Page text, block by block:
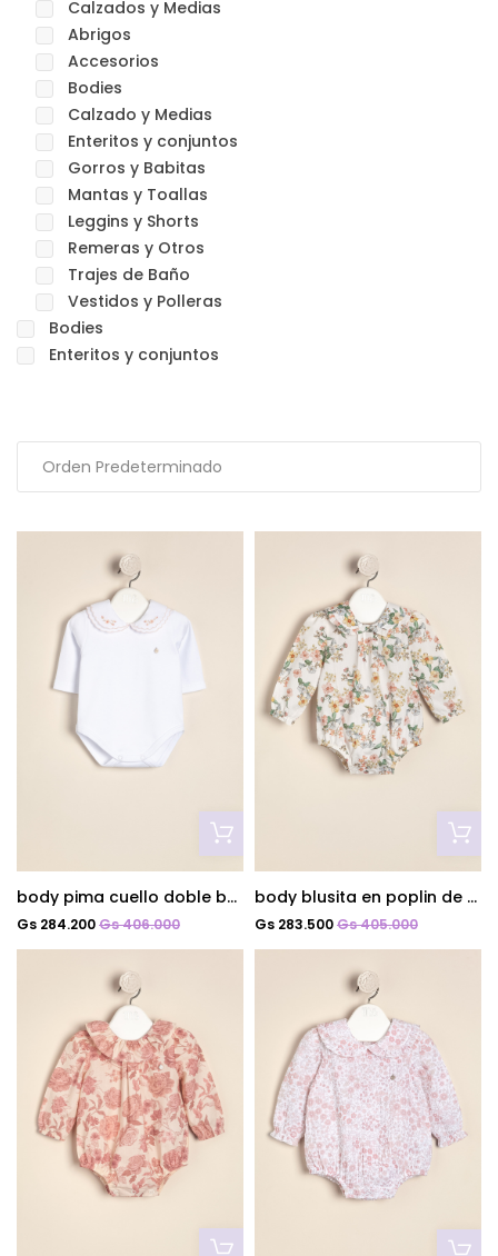
Calzados y Medias
Abrigos
Accesorios
Bodies
Calzado y Medias
Enteritos y conjuntos
Gorros y Babitas
Mantas y Toallas
Leggins y Shorts
Remeras y Otros
Trajes de Baño
Vestidos y Polleras
Bodies
Enteritos y conjuntos
body pima cuello doble bord brigitte
Gs 284.200Gs 406.000
body blusita en poplin de algodon estampado poupee
Gs 283.500Gs 405.000